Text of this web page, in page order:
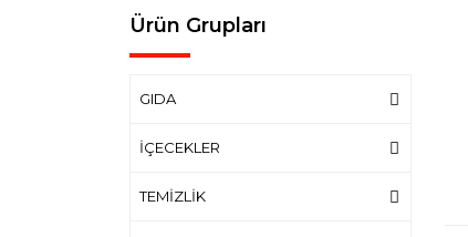
Ürün Grupları
GIDA
İÇECEKLER
TEMİZLİK